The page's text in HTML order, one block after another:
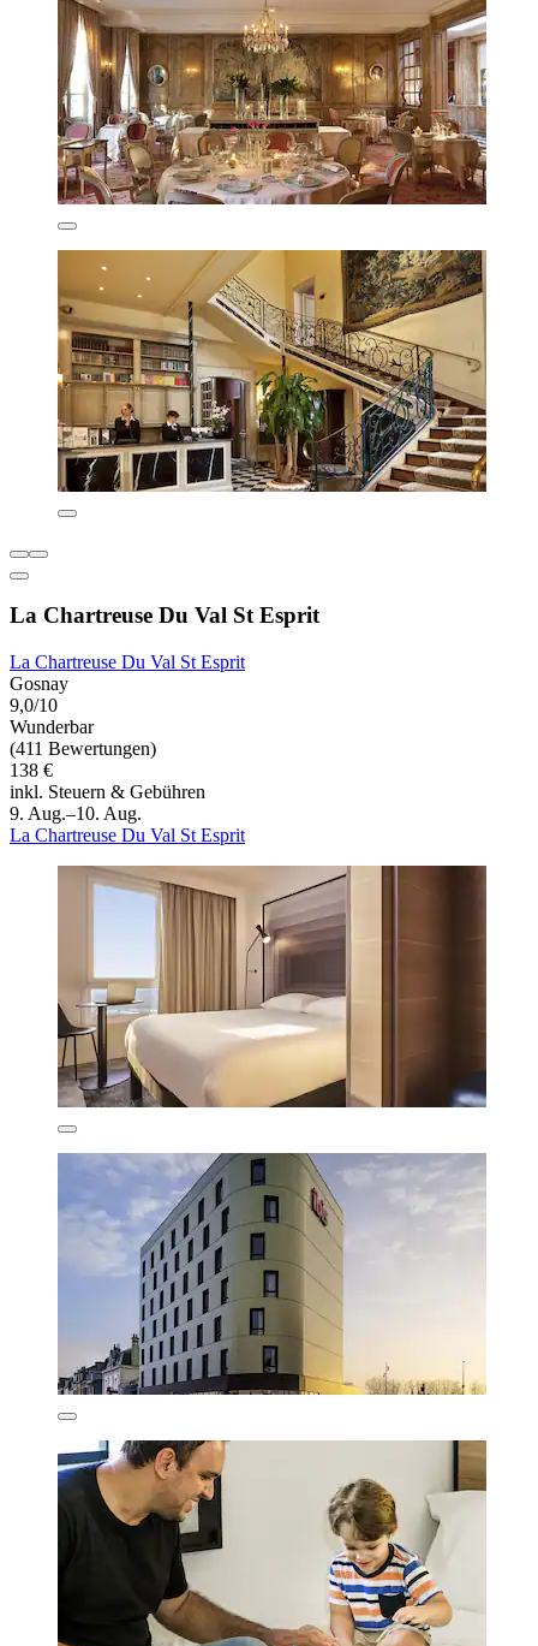
La Chartreuse Du Val St Esprit
La Chartreuse Du Val St Esprit
Gosnay
9,0/10
Wunderbar
(411 Bewertungen)
138 €
inkl. Steuern & Gebühren
9. Aug.–10. Aug.
La Chartreuse Du Val St Esprit